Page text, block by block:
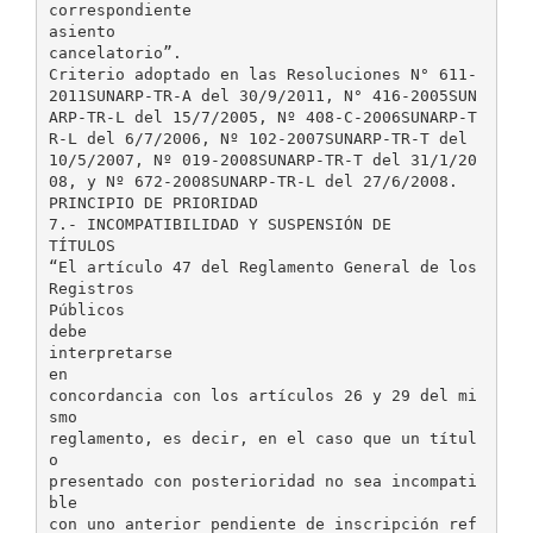
correspondiente
asiento
cancelatorio”.
Criterio adoptado en las Resoluciones N° 611-
2011SUNARP-TR-A del 30/9/2011, N° 416-2005SUN
ARP-TR-L del 15/7/2005, Nº 408-C-2006SUNARP-T
R-L del 6/7/2006, Nº 102-2007SUNARP-TR-T del
10/5/2007, Nº 019-2008SUNARP-TR-T del 31/1/20
08, y Nº 672-2008SUNARP-TR-L del 27/6/2008.
PRINCIPIO DE PRIORIDAD
7.- INCOMPATIBILIDAD Y SUSPENSIÓN DE
TÍTULOS
“El artículo 47 del Reglamento General de los
Registros
Públicos
debe
interpretarse
en
concordancia con los artículos 26 y 29 del mi
smo
reglamento, es decir, en el caso que un títul
o
presentado con posterioridad no sea incompati
ble
con uno anterior pendiente de inscripción ref